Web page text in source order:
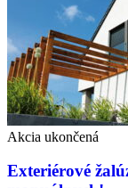
Akcia ukončená
Exteriérové